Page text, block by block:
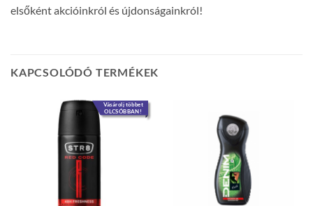
elsőként akcióinkról és újdonságainkról!
KAPCSOLÓDÓ TERMÉKEK
Vásárolj többet
OLCSÓBBAN!